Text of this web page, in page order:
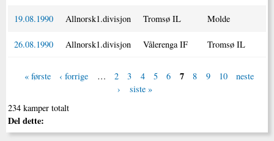
19.08.1990 Allnorsk1.divisjon Tromsø IL Molde
26.08.1990 Allnorsk1.divisjon Vålerenga IF Tromsø IL
« første ‹ forrige … 2 3 4 5 6 7 8 9 10
neste
›
siste »
234 kamper totalt
Del dette: